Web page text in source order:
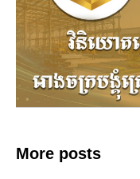
More posts